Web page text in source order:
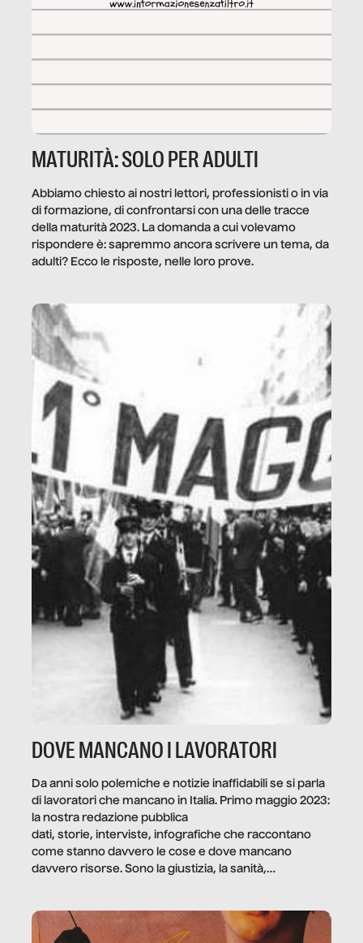
MATURITÀ: SOLO PER ADULTI
Abbiamo chiesto ai nostri lettori, professionisti o in via
di formazione, di confrontarsi con una delle tracce
della maturità 2023. La domanda a cui volevamo
rispondere è: sapremmo ancora scrivere un tema, da
adulti? Ecco le risposte, nelle loro prove.
DOVE MANCANO I LAVORATORI
Da anni solo polemiche e notizie inaffidabili se si parla
di lavoratori che mancano in Italia. Primo maggio 2023:
la nostra redazione pubblica
dati, storie, interviste, infografiche che raccontano
come stanno davvero le cose e dove mancano
davvero risorse. Sono la giustizia, la sanità,